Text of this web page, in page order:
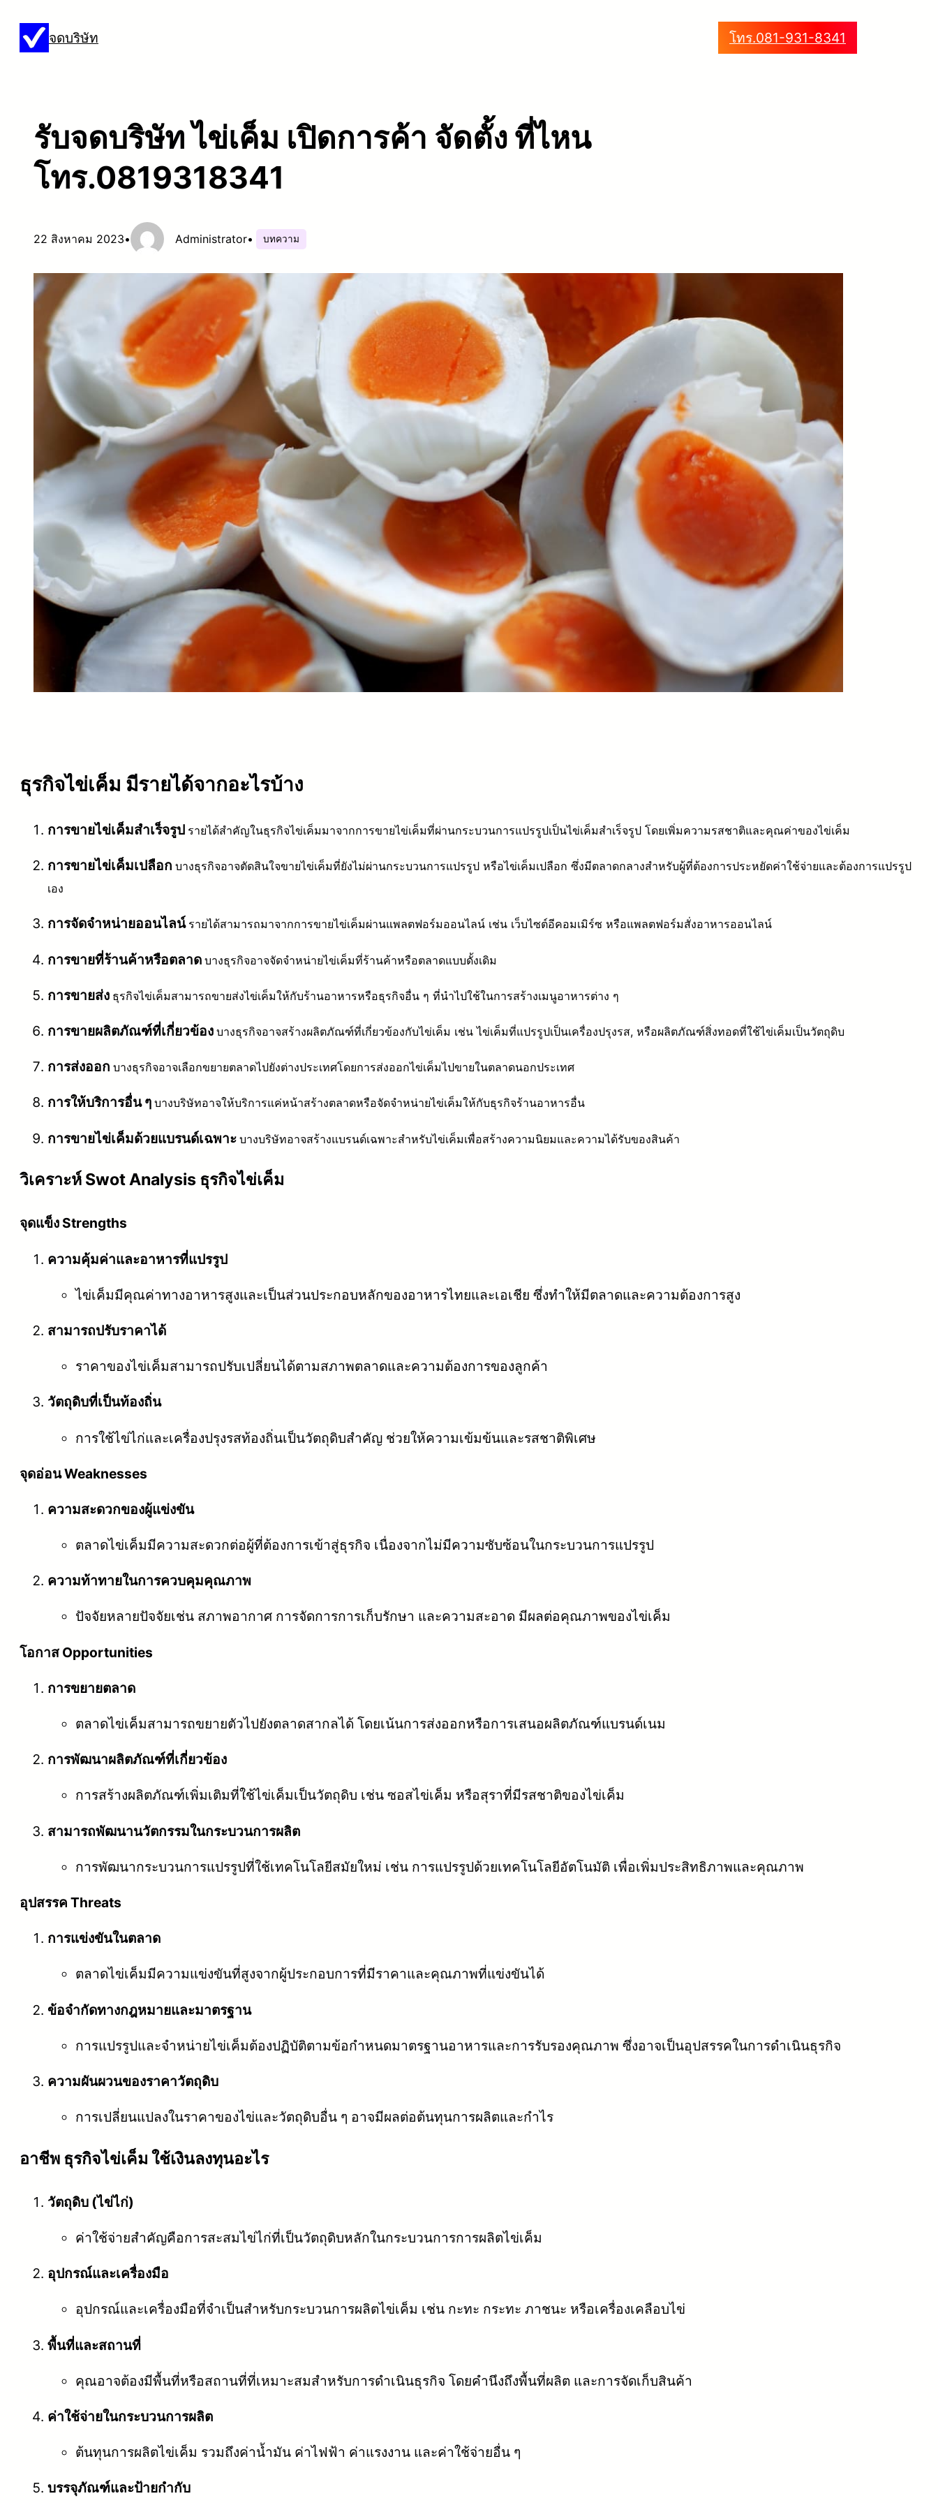
จดบริษัท โทร.081-931-8341
รับจดบริษัท ไข่เค็ม เปิดการค้า จัดตั้ง ที่ไหน
โทร.0819318341
22 สิงหาคม 2023• Administrator• บทความ
ธุรกิจไข่เค็ม มีรายได้จากอะไรบ้าง
การขายไข่เค็มสำเร็จรูป รายได้สำคัญในธุรกิจไข่เค็มมาจากการขายไข่เค็มที่ผ่านกระบวนการแปรรูปเป็นไข่เค็มสำเร็จรูป โดยเพิ่มความรสชาติและคุณค่าของไข่เค็ม
การขายไข่เค็มเปลือก บางธุรกิจอาจตัดสินใจขายไข่เค็มที่ยังไม่ผ่านกระบวนการแปรรูป หรือไข่เค็มเปลือก ซึ่งมีตลาดกลางสำหรับผู้ที่ต้องการประหยัดค่าใช้จ่ายและต้องการแปรรูป
เอง
การจัดจำหน่ายออนไลน์ รายได้สามารถมาจากการขายไข่เค็มผ่านแพลตฟอร์มออนไลน์ เช่น เว็บไซต์อีคอมเมิร์ซ หรือแพลตฟอร์มสั่งอาหารออนไลน์
การขายที่ร้านค้าหรือตลาด บางธุรกิจอาจจัดจำหน่ายไข่เค็มที่ร้านค้าหรือตลาดแบบดั้งเดิม
การขายส่ง ธุรกิจไข่เค็มสามารถขายส่งไข่เค็มให้กับร้านอาหารหรือธุรกิจอื่น ๆ ที่นำไปใช้ในการสร้างเมนูอาหารต่าง ๆ
การขายผลิตภัณฑ์ที่เกี่ยวข้อง บางธุรกิจอาจสร้างผลิตภัณฑ์ที่เกี่ยวข้องกับไข่เค็ม เช่น ไข่เค็มที่แปรรูปเป็นเครื่องปรุงรส, หรือผลิตภัณฑ์สิ่งทอดที่ใช้ไข่เค็มเป็นวัตถุดิบ
การส่งออก บางธุรกิจอาจเลือกขยายตลาดไปยังต่างประเทศโดยการส่งออกไข่เค็มไปขายในตลาดนอกประเทศ
การให้บริการอื่น ๆ บางบริษัทอาจให้บริการแค่หน้าสร้างตลาดหรือจัดจำหน่ายไข่เค็มให้กับธุรกิจร้านอาหารอื่น
การขายไข่เค็มด้วยแบรนด์เฉพาะ บางบริษัทอาจสร้างแบรนด์เฉพาะสำหรับไข่เค็มเพื่อสร้างความนิยมและความได้รับของสินค้า
วิเคราะห์ Swot Analysis ธุรกิจไข่เค็ม
จุดแข็ง Strengths
ความคุ้มค่าและอาหารที่แปรรูป
ไข่เค็มมีคุณค่าทางอาหารสูงและเป็นส่วนประกอบหลักของอาหารไทยและเอเชีย ซึ่งทำให้มีตลาดและความต้องการสูง
สามารถปรับราคาได้
ราคาของไข่เค็มสามารถปรับเปลี่ยนได้ตามสภาพตลาดและความต้องการของลูกค้า
วัตถุดิบที่เป็นท้องถิ่น
การใช้ไข่ไก่และเครื่องปรุงรสท้องถิ่นเป็นวัตถุดิบสำคัญ ช่วยให้ความเข้มข้นและรสชาติพิเศษ
จุดอ่อน Weaknesses
ความสะดวกของผู้แข่งขัน
ตลาดไข่เค็มมีความสะดวกต่อผู้ที่ต้องการเข้าสู่ธุรกิจ เนื่องจากไม่มีความซับซ้อนในกระบวนการแปรรูป
ความท้าทายในการควบคุมคุณภาพ
ปัจจัยหลายปัจจัยเช่น สภาพอากาศ การจัดการการเก็บรักษา และความสะอาด มีผลต่อคุณภาพของไข่เค็ม
โอกาส Opportunities
การขยายตลาด
ตลาดไข่เค็มสามารถขยายตัวไปยังตลาดสากลได้ โดยเน้นการส่งออกหรือการเสนอผลิตภัณฑ์แบรนด์เนม
การพัฒนาผลิตภัณฑ์ที่เกี่ยวข้อง
การสร้างผลิตภัณฑ์เพิ่มเติมที่ใช้ไข่เค็มเป็นวัตถุดิบ เช่น ซอสไข่เค็ม หรือสุราที่มีรสชาติของไข่เค็ม
สามารถพัฒนานวัตกรรมในกระบวนการผลิต
การพัฒนากระบวนการแปรรูปที่ใช้เทคโนโลยีสมัยใหม่ เช่น การแปรรูปด้วยเทคโนโลยีอัตโนมัติ เพื่อเพิ่มประสิทธิภาพและคุณภาพ
อุปสรรค Threats
การแข่งขันในตลาด
ตลาดไข่เค็มมีความแข่งขันที่สูงจากผู้ประกอบการที่มีราคาและคุณภาพที่แข่งขันได้
ข้อจำกัดทางกฎหมายและมาตรฐาน
การแปรรูปและจำหน่ายไข่เค็มต้องปฏิบัติตามข้อกำหนดมาตรฐานอาหารและการรับรองคุณภาพ ซึ่งอาจเป็นอุปสรรคในการดำเนินธุรกิจ
ความผันผวนของราคาวัตถุดิบ
การเปลี่ยนแปลงในราคาของไข่และวัตถุดิบอื่น ๆ อาจมีผลต่อต้นทุนการผลิตและกำไร
อาชีพ ธุรกิจไข่เค็ม ใช้เงินลงทุนอะไร
วัตถุดิบ (ไข่ไก่)
ค่าใช้จ่ายสำคัญคือการสะสมไข่ไก่ที่เป็นวัตถุดิบหลักในกระบวนการการผลิตไข่เค็ม
อุปกรณ์และเครื่องมือ
อุปกรณ์และเครื่องมือที่จำเป็นสำหรับกระบวนการผลิตไข่เค็ม เช่น กะทะ กระทะ ภาชนะ หรือเครื่องเคลือบไข่
พื้นที่และสถานที่
คุณอาจต้องมีพื้นที่หรือสถานที่ที่เหมาะสมสำหรับการดำเนินธุรกิจ โดยคำนึงถึงพื้นที่ผลิต และการจัดเก็บสินค้า
ค่าใช้จ่ายในกระบวนการผลิต
ต้นทุนการผลิตไข่เค็ม รวมถึงค่าน้ำมัน ค่าไฟฟ้า ค่าแรงงาน และค่าใช้จ่ายอื่น ๆ
บรรจุภัณฑ์และป้ายกำกับ